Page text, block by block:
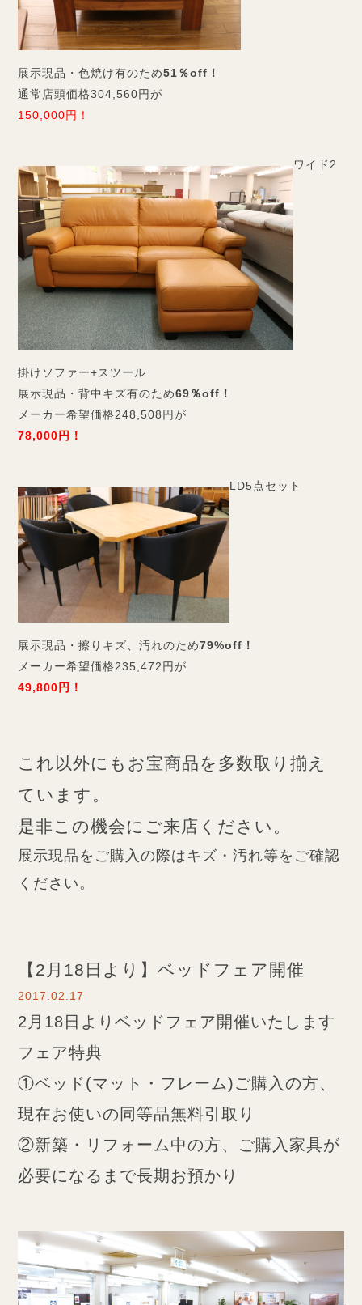
展示現品・色焼け有のため51％off！
通常店頭価格304,560円が
150,000円！
ワイド2
掛けソファー+スツール
展示現品・背中キズ有のため69％off！
メーカー希望価格248,508円が
78,000円！
LD5点セット
展示現品・擦りキズ、汚れのため79%off！
メーカー希望価格235,472円が
49,800円！
これ以外にもお宝商品を多数取り揃え
ています。
是非この機会にご来店ください。
展示現品をご購入の際はキズ・汚れ等をご確認
ください。
【2月18日より】ベッドフェア開催
2017.02.17
2月18日よりベッドフェア開催いたします
フェア特典
①ベッド(マット・フレーム)ご購入の方、
現在お使いの同等品無料引取り
②新築・リフォーム中の方、ご購入家具が
必要になるまで長期お預かり